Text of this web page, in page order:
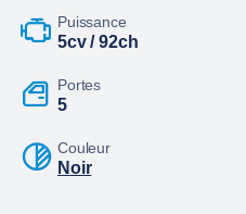
Puissance
5cv / 92ch
Portes
5
Couleur
Noir